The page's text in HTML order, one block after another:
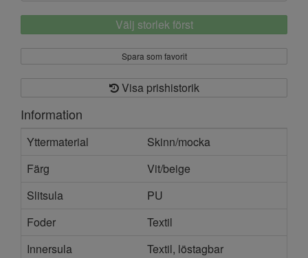
Välj storlek först
Spara som favorit
Visa prishistorik
Information
Yttermaterial
Skinn/mocka
Färg
Vit/beige
Slitsula
PU
Foder
Textil
Innersula
Textil, löstagbar